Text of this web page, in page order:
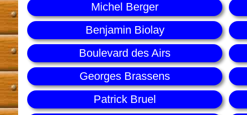
Michel Berger
Benjamin Biolay
Boulevard des Airs
Georges Brassens
Patrick Bruel